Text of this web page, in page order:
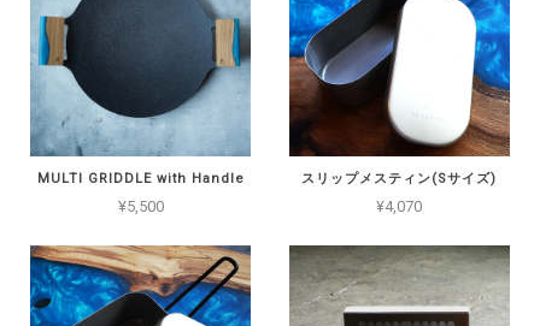
MULTI GRIDDLE with Handle
¥5,500
スリップメスティン(Sサイズ)
¥4,070